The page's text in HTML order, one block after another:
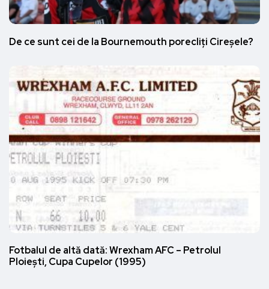
De ce sunt cei de la Bournemouth porecliți Cireșele?
Fotbalul de altă dată: Wrexham AFC – Petrolul
Ploiești, Cupa Cupelor (1995)